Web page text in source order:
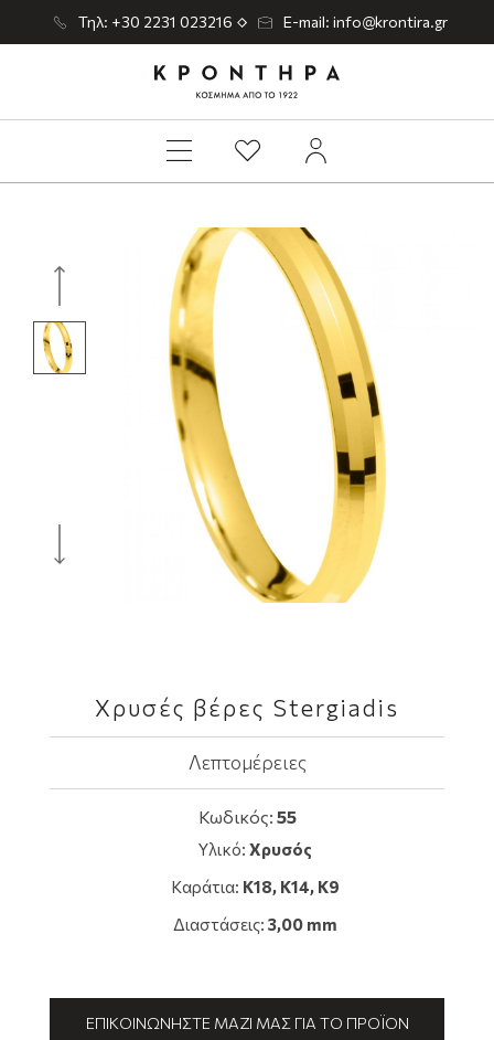
Τηλ: +30 2231 023216 E-mail: info@krontira.gr
Χρυσές βέρες Stergiadis
Λεπτομέρειες
Κωδικός: 55
Υλικό: Χρυσός
Καράτια: Κ18, K14, Κ9
Διαστάσεις: 3,00 mm
ΕΠΙΚΟΙΝΩΝΉΣΤΕ ΜΑΖΊ ΜΑΣ ΓΙΑ ΤΟ ΠΡΟΪΌΝ